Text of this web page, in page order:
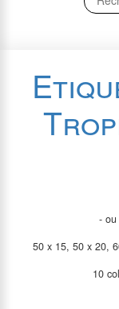
-
50 x 15, 50 x 20,
10